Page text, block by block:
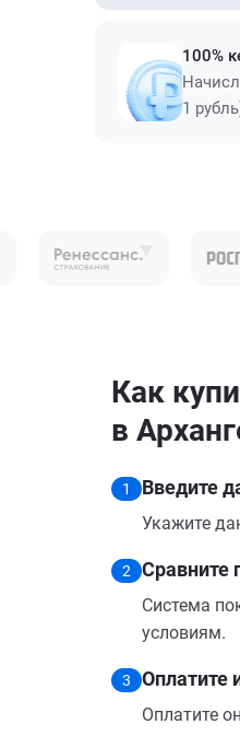
100%
1
Как
в
1 Введите
Укажите
2 Сравните
Система
условиям.
3 Оплатите
Оплатите